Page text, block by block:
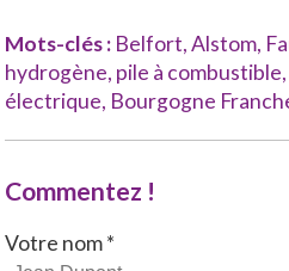
Mots-clés : Belfort,Alstom,
hydrogène, pile à combustible,
électrique, Bourgogne
Commentez !
Votre nom *